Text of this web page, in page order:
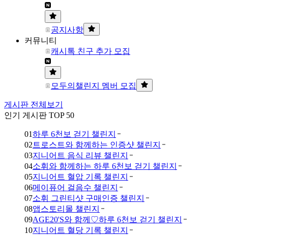
공지사항
커뮤니티
캐시톡 친구 추가 모집
모두의챌린지 멤버 모집
게시판 전체보기
인기 게시판 TOP 50
01하루 6천보 걷기 챌린지
02 트로스트와 함께하는 인증샷 챌린지
03지니어트 음식 리뷰 챌린지
04소휘와 함께하는 하루 6천보 걷기 챌린지
05지니어트 혈압 기록 챌린지
06메이퓨어 걸음수 챌린지
07소휘 그린티샷 구매인증 챌린지
08앱스토리몰 챌린지
09AGE20'S와 함께♡하루 6천보 걷기 챌린지
10지니어트 혈당 기록 챌린지